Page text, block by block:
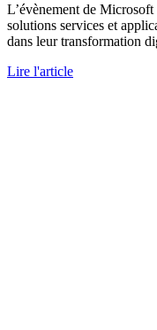
L’évènement de
solutions services et
dans leur transformation
Lire l'article